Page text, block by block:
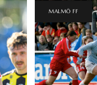
MALMÖ FF